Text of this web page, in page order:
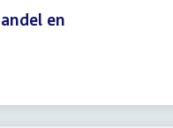
en